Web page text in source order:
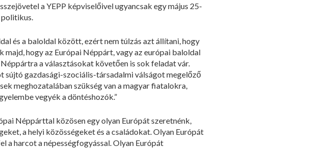
a YEPP képviselőivel ugyancsak egy május 25-
politikus.
és a baloldal között, ezért nem túlzás azt állítani, hogy
hogy az Európai Néppárt, vagy az európai baloldal
a választásokat követően is sok feladat vár.
sújtó gazdasági-szociális-társadalmi válságot megelőző
meghozatalában szükség van a magyar fiatalokra,
vegyék a döntéshozók.”
Néppárttal közösen egy olyan Európát szeretnénk,
a helyi közösségeket és a családokat. Olyan Európát
a harcot a népességfogyással. Olyan Európát